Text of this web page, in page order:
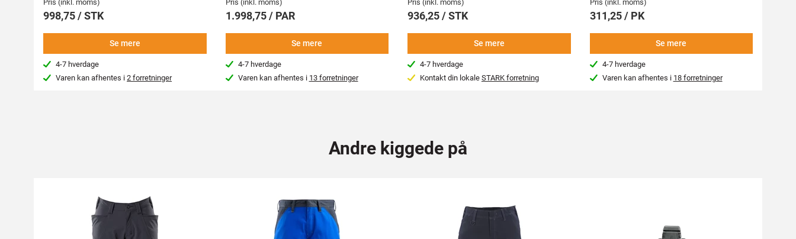
Pris (inkl. moms)
998,75 / STK
Se mere
4-7 hverdage
Varen kan afhentes i2 forretninger
Pris (inkl. moms)
1.998,75 / PAR
Se mere
4-7 hverdage
Varen kan afhentes i 13 forretninger
Pris (inkl. moms)
936,25 / STK
Se mere
4-7 hverdage
Kontakt din lokale STARK forretning
Pris (inkl. moms)
311,25 / PK
Se mere
4-7 hverdage
Varen kan afhentes i 18 forretninger
Andre kiggede på